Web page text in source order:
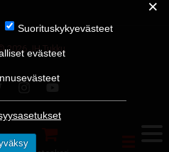
2026 JH Tukku
Suorituskykyevästeet
evästeet